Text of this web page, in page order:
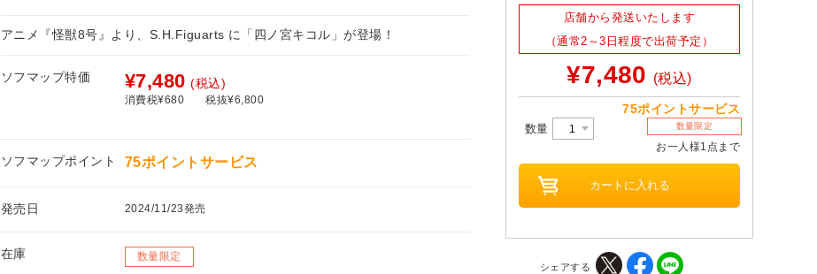
アニメ『怪獣8号』より、S.H.Figuarts に「四ノ宮キコル」が登場！
ソフマップ特価 ¥7,480 (税込)
消費税¥680 税抜¥6,800
ソフマップポイント 75ポイントサービス
発売日 2024/11/23発売
在庫 数量限定
店舗から発送いたします
（通常2～3日程度で出荷予定）
¥7,480 (税込)
75ポイントサービス
数量 数量限定
お一人様1点まで
シェアする